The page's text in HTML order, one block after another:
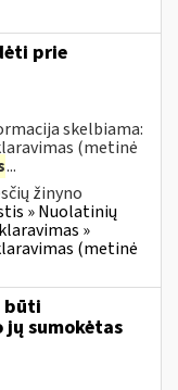
prie
skelbiama:
(metinė
...
žinyno
» Nuolatinių
»
(metinė
būti
jų sumokėtas